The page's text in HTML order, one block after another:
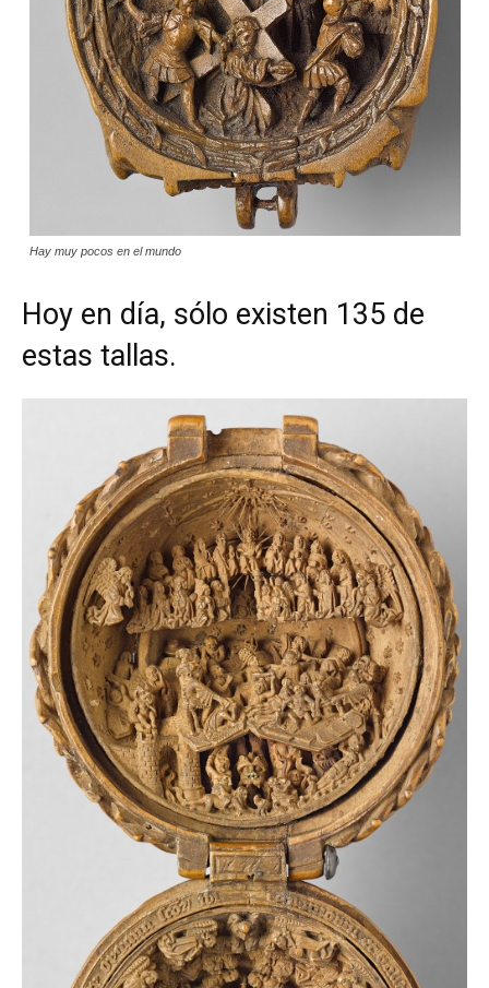
Hay muy pocos en el mundo
Hoy en día, sólo existen 135 de
estas tallas.